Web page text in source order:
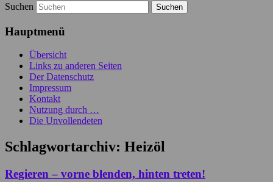
Suchen
Hauptmenü
Übersicht
Links zu anderen Seiten
Der Datenschutz
Impressum
Kontakt
Nutzung durch …
Die Unvollendeten
Schlagwortarchiv: Heizöl
Regieren – vorne blenden, hinten treten!